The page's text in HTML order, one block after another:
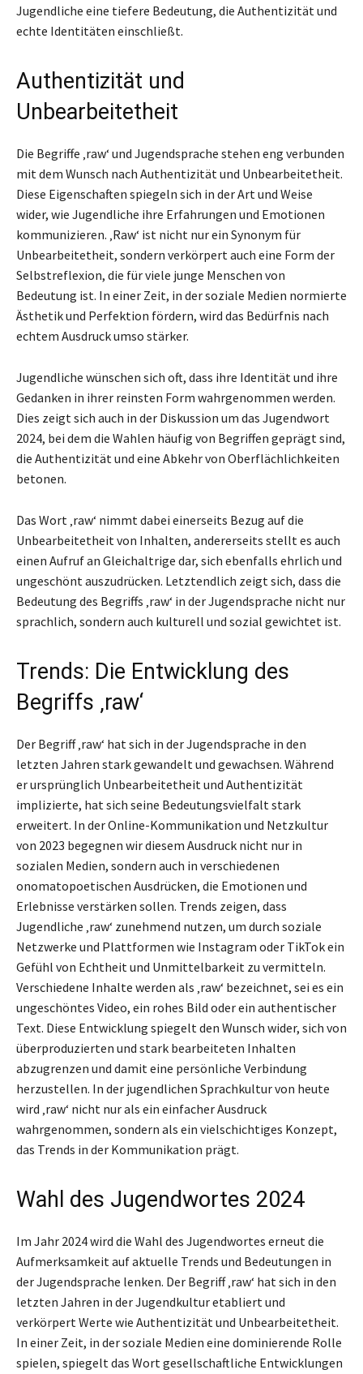
Jugendliche eine tiefere Bedeutung, die Authentizität und
echte Identitäten einschließt.
Authentizität und
Unbearbeitetheit
Die Begriffe ‚raw‘ und Jugendsprache stehen eng verbunden
mit dem Wunsch nach Authentizität und Unbearbeitetheit.
Diese Eigenschaften spiegeln sich in der Art und Weise
wider, wie Jugendliche ihre Erfahrungen und Emotionen
kommunizieren. ‚Raw‘ ist nicht nur ein Synonym für
Unbearbeitetheit, sondern verkörpert auch eine Form der
Selbstreflexion, die für viele junge Menschen von
Bedeutung ist. In einer Zeit, in der soziale Medien normierte
Ästhetik und Perfektion fördern, wird das Bedürfnis nach
echtem Ausdruck umso stärker.
Jugendliche wünschen sich oft, dass ihre Identität und ihre
Gedanken in ihrer reinsten Form wahrgenommen werden.
Dies zeigt sich auch in der Diskussion um das Jugendwort
2024, bei dem die Wahlen häufig von Begriffen geprägt sind,
die Authentizität und eine Abkehr von Oberflächlichkeiten
betonen.
Das Wort ‚raw‘ nimmt dabei einerseits Bezug auf die
Unbearbeitetheit von Inhalten, andererseits stellt es auch
einen Aufruf an Gleichaltrige dar, sich ebenfalls ehrlich und
ungeschönt auszudrücken. Letztendlich zeigt sich, dass die
Bedeutung des Begriffs ‚raw‘ in der Jugendsprache nicht nur
sprachlich, sondern auch kulturell und sozial gewichtet ist.
Trends: Die Entwicklung des
Begriffs ‚raw‘
Der Begriff ‚raw‘ hat sich in der Jugendsprache in den
letzten Jahren stark gewandelt und gewachsen. Während
er ursprünglich Unbearbeitetheit und Authentizität
implizierte, hat sich seine Bedeutungsvielfalt stark
erweitert. In der Online-Kommunikation und Netzkultur
von 2023 begegnen wir diesem Ausdruck nicht nur in
sozialen Medien, sondern auch in verschiedenen
onomatopoetischen Ausdrücken, die Emotionen und
Erlebnisse verstärken sollen. Trends zeigen, dass
Jugendliche ‚raw‘ zunehmend nutzen, um durch soziale
Netzwerke und Plattformen wie Instagram oder TikTok ein
Gefühl von Echtheit und Unmittelbarkeit zu vermitteln.
Verschiedene Inhalte werden als ‚raw‘ bezeichnet, sei es ein
ungeschöntes Video, ein rohes Bild oder ein authentischer
Text. Diese Entwicklung spiegelt den Wunsch wider, sich von
überproduzierten und stark bearbeiteten Inhalten
abzugrenzen und damit eine persönliche Verbindung
herzustellen. In der jugendlichen Sprachkultur von heute
wird ‚raw‘ nicht nur als ein einfacher Ausdruck
wahrgenommen, sondern als ein vielschichtiges Konzept,
das Trends in der Kommunikation prägt.
Wahl des Jugendwortes 2024
Im Jahr 2024 wird die Wahl des Jugendwortes erneut die
Aufmerksamkeit auf aktuelle Trends und Bedeutungen in
der Jugendsprache lenken. Der Begriff ‚raw‘ hat sich in den
letzten Jahren in der Jugendkultur etabliert und
verkörpert Werte wie Authentizität und Unbearbeitetheit.
In einer Zeit, in der soziale Medien eine dominierende Rolle
spielen, spiegelt das Wort gesellschaftliche Entwicklungen